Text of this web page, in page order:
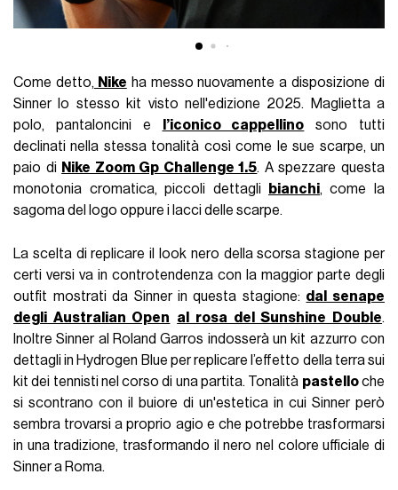
Come detto, Nike ha messo nuovamente a disposizione di
Sinner lo stesso kit visto nell'edizione 2025. Maglietta a
polo, pantaloncini e
l’iconico cappellino sono tutti
declinati nella stessa tonalità così come le sue scarpe, un
paio di Nike Zoom Gp Challenge 1.5. A spezzare questa
monotonia cromatica, piccoli dettagli
bianchi, come la
sagoma del logo oppure i lacci delle scarpe.
La scelta di replicare il look nero della scorsa stagione per
certi versi va in controtendenza con la maggior parte degli
outfit mostrati da Sinner in questa stagione: dal senape
degli Australian Open
al rosa del Sunshine Double.
Inoltre Sinner al Roland Garros indosserà un kit azzurro con
dettagli in Hydrogen Blue per replicare l’effetto della terra sui
kit dei tennisti nel corso di una partita. Tonalità pastelloche
si scontrano con il buiore di un'estetica in cui Sinner però
sembra trovarsi a proprio agio e che potrebbe trasformarsi
in una tradizione, trasformando il nero nel colore ufficiale di
Sinner a Roma.